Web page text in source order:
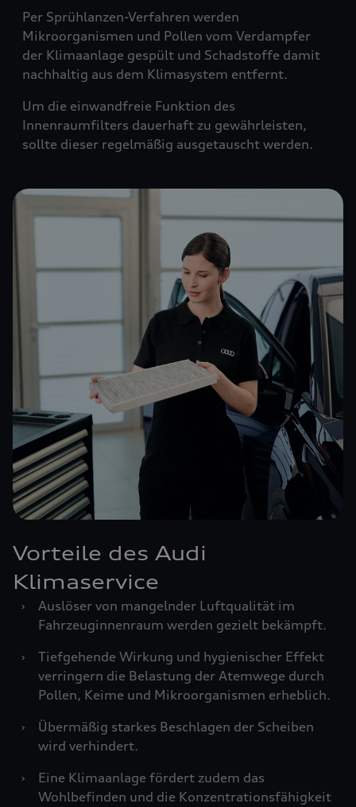
Per Sprühlanzen-Verfahren werden
Mikroorganismen und Pollen vom Verdampfer
der Klimaanlage gespült und Schadstoffe damit
nachhaltig aus dem Klimasystem entfernt.
Um die einwandfreie Funktion des
Innenraumfilters dauerhaft zu gewährleisten,
sollte dieser regelmäßig ausgetauscht werden.
Vorteile des Audi
Klimaservice
›
Auslöser von mangelnder Luftqualität im
Fahrzeuginnenraum werden gezielt bekämpft.
›
Tiefgehende Wirkung und hygienischer Effekt
verringern die Belastung der Atemwege durch
Pollen, Keime und Mikroorganismen erheblich.
›
Übermäßig starkes Beschlagen der Scheiben
wird verhindert.
›
Eine Klimaanlage fördert zudem das
Wohlbefinden und die Konzentrationsfähigkeit